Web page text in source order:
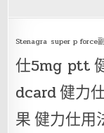
Stenagra super p force
仕5mg ptt
dcard健力
果健力仕用